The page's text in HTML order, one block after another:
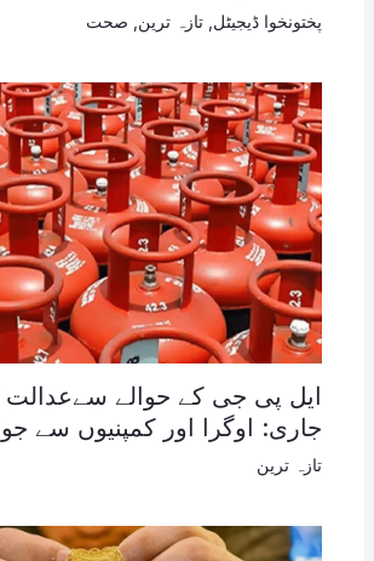
پختونخوا ڈیجیٹل تازہ ترین صحت
ایل پی جی کے حوالے سےعدالت
جاری: اوگرا اور کمپنیوں سے
تازہ ترین